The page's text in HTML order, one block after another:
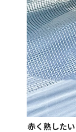
赤く熟した